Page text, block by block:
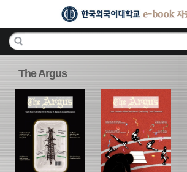
The Argus